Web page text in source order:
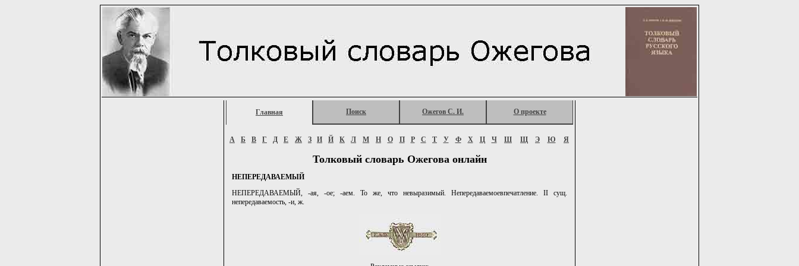
Главная Поиск Ожегов С. И. О проекте
А Б В Г Д Е Ж З И Й К Л М Н О П Р С Т У Ф Х Ц Ч Ш Щ Э Ю Я
Толковый словарь Ожегова онлайн
НЕПЕРЕДАВАЕМЫЙ
НЕПЕРЕДАВАЕМЫЙ, -ая, -ое; -аем. То же, что невыразимый. Непередаваемоевпечатление. II сущ.
непередаваемость, -и, ж.